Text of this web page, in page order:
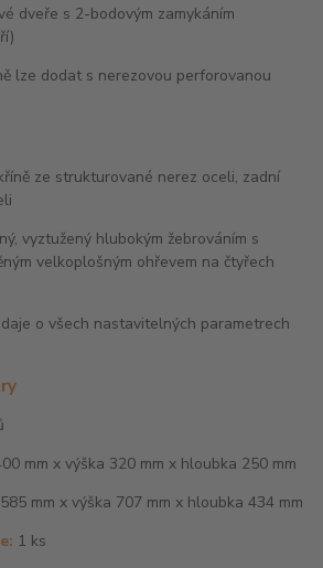
dveře s 2-bodovým zamykáním
lze dodat s nerezovou perforovanou
ze strukturované nerez oceli, zadní
vyztužený hlubokým žebrováním s
velkoplošným ohřevem na čtyřech
o všech nastavitelných parametrech
mm x výška 320 mm x hloubka 250 mm
mm x výška 707 mm x hloubka 434 mm
1 ks